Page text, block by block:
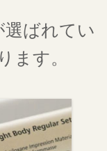
選ばれてい
ます。